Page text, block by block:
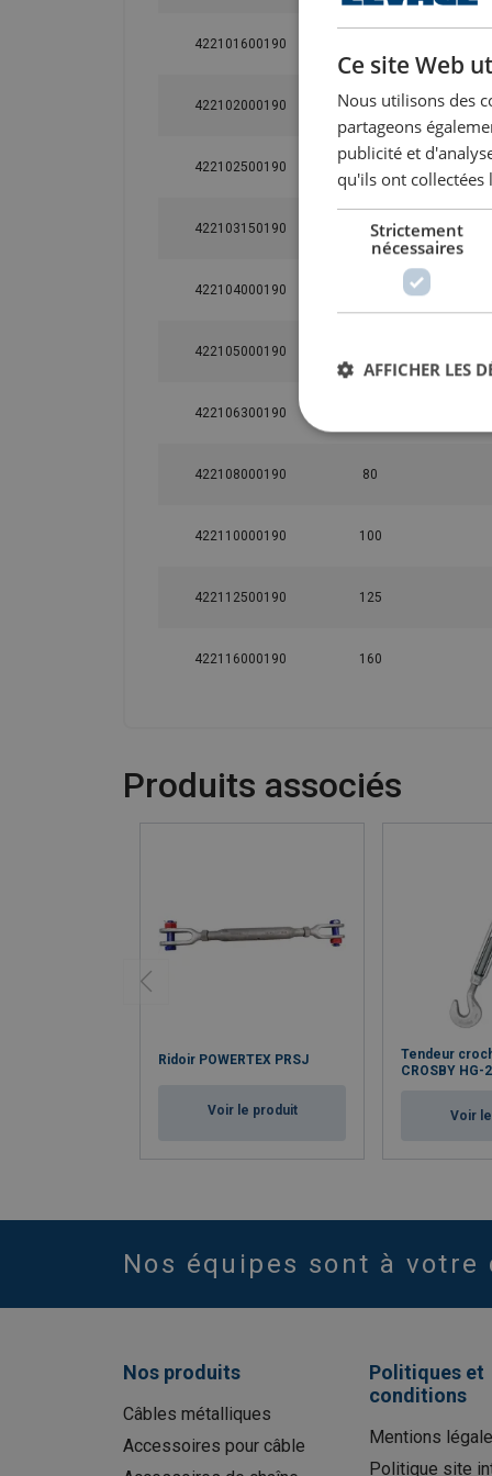
422101600190
422102000190 20
422102500190
422103150190 31,5
422104000190
422105000190
422106300190
422108000190 80
422110000190 100
422112500190 125
422116000190 160
Produits associés
Ridoir POWERTEX PRSJ
Voir le produit
Tendeur
CROSBY HG-
Voir
Nos équipes sont à
Nos produits
Câbles métalliques
Accessoires pour câble
Politiques et
conditions
Mentions
Politique site
Ce site Web
Nous utilisons des
partageons
publicité et
qu'ils ont
Strictement
nécessaires
AFFICHER LES